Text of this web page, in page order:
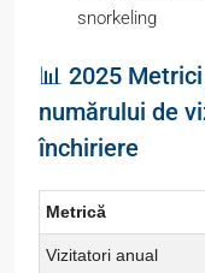
snorkeling
📊 2025
numărului de
închiriere
Metrică
Vizitatori anual